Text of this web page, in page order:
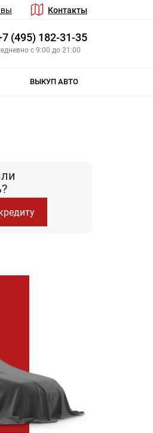
Контакты
(495) 182-31-35
с 9:00 до 21:00
ВЫКУП АВТО